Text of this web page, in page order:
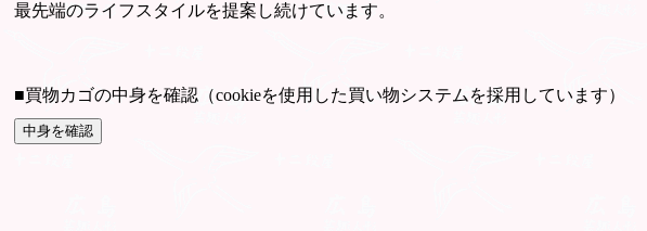
最先端のライフスタイルを提案し続けています。
■買物カゴの中身を確認（cookieを使用した買い物システムを採用しています）